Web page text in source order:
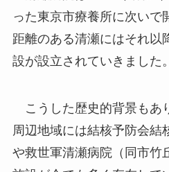
った東京市療養所に次いで
距離のある清瀬にはそれ以
設が設立されていきました。
こうした歴史的背景もあ
周辺地域には結核予防会結
や救世軍清瀬病院（同市竹